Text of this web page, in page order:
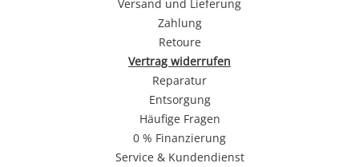
Versand und Lieferung
Zahlung
Retoure
Vertrag widerrufen
Reparatur
Entsorgung
Häufige Fragen
0 % Finanzierung
Service & Kundendienst